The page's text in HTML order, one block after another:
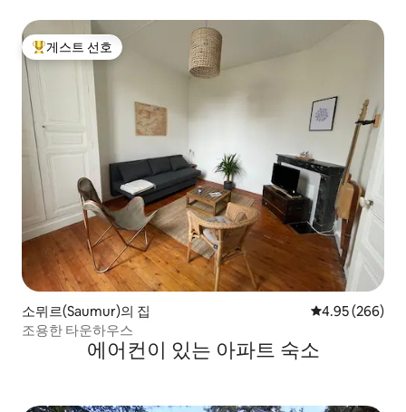
상위 게스트 선호
게스트 선호
소뮈르(Saumur)의 집 평점 4.95점(5
4.95 (266)
조용한 타운하우스
에어컨이 있는 아파트 숙소